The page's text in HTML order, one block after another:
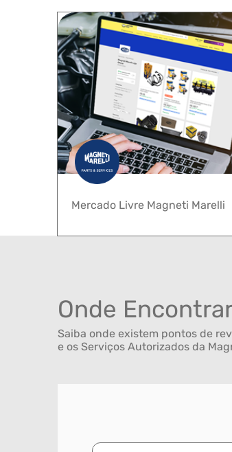
Mercado Livre Magneti Marelli
Onde
Saiba onde existem pontos de
e os Serviços Autorizados da